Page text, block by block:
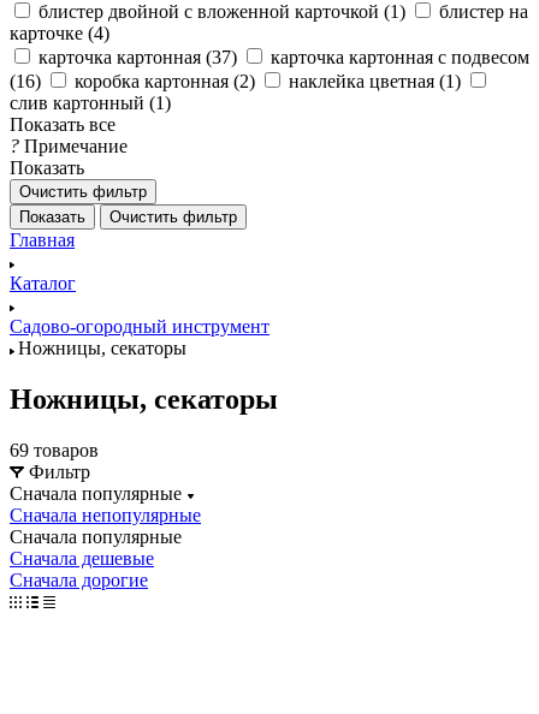
блистер двойной с вложенной карточкой (1)
блистер на
карточке (4)
карточка картонная (37)
карточка картонная с подвесом
(16) коробка картонная (2) наклейка цветная (1)
слив картонный (1)
Показать все
? Примечание
Показать
Очистить фильтр
Показать
Очистить фильтр
Главная
Каталог
Садово-огородный инструмент
Ножницы, секаторы
Ножницы, секаторы
69 товаров
Фильтр
Сначала популярные
Сначала непопулярные
Сначала популярные
Сначала дешевые
Сначала дорогие